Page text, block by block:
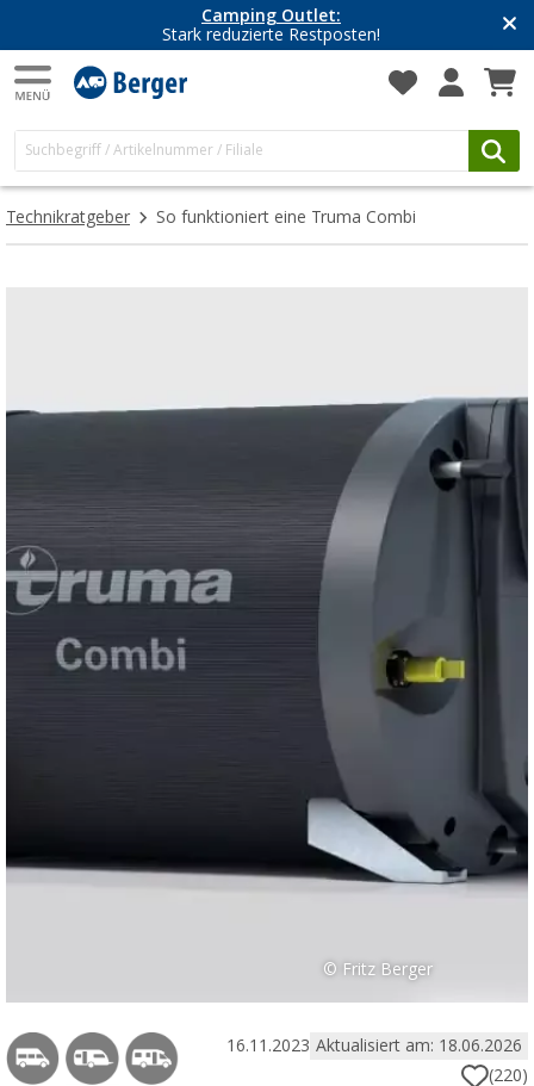
Camping Outlet:
Stark reduzierte Restposten!
Technikratgeber So funktioniert eine Truma Combi
© Fritz Berger
16.11.2023 Aktualisiert am: 18.06.2026
(220)